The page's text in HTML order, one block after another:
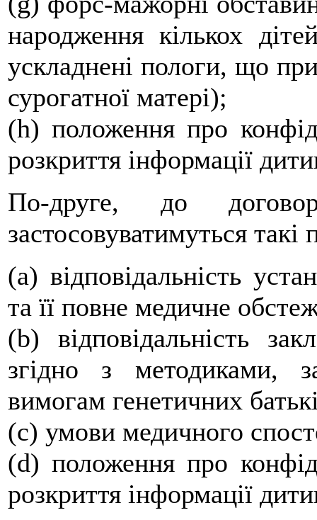
народження кількох
ускладнені пологи, що
сурогатної матері);
(h) положення про
розкриття інформації
По-друге, до
застосовуватимуться
(a) відповідальність
та її повне медичне
(b) відповідальність
згідно з методиками,
вимогам генетичних
(c) умови медичного
(d) положення про
розкриття інформації